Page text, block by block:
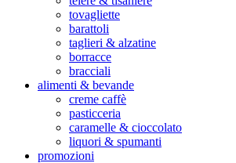
tovagliette
barattoli
taglieri & alzatine
borracce
bracciali
alimenti & bevande
creme caffè
pasticceria
caramelle & cioccolato
liquori & spumanti
promozioni